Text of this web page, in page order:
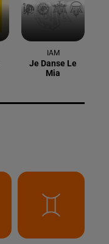
IAM
Je Danse Le
Mia